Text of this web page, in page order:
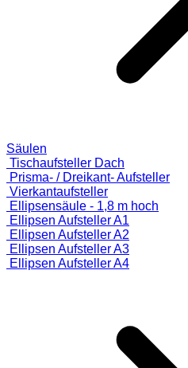
Säulen
Tischaufsteller Dach
Prisma- / Dreikant- Aufsteller
Vierkantaufsteller
Ellipsensäule - 1,8 m hoch
Ellipsen Aufsteller A1
Ellipsen Aufsteller A2
Ellipsen Aufsteller A3
Ellipsen Aufsteller A4